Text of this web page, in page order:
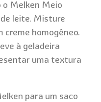
o Melken Meio
leite. Misture
creme homogêneo.
à geladeira
uma textura
para um saco